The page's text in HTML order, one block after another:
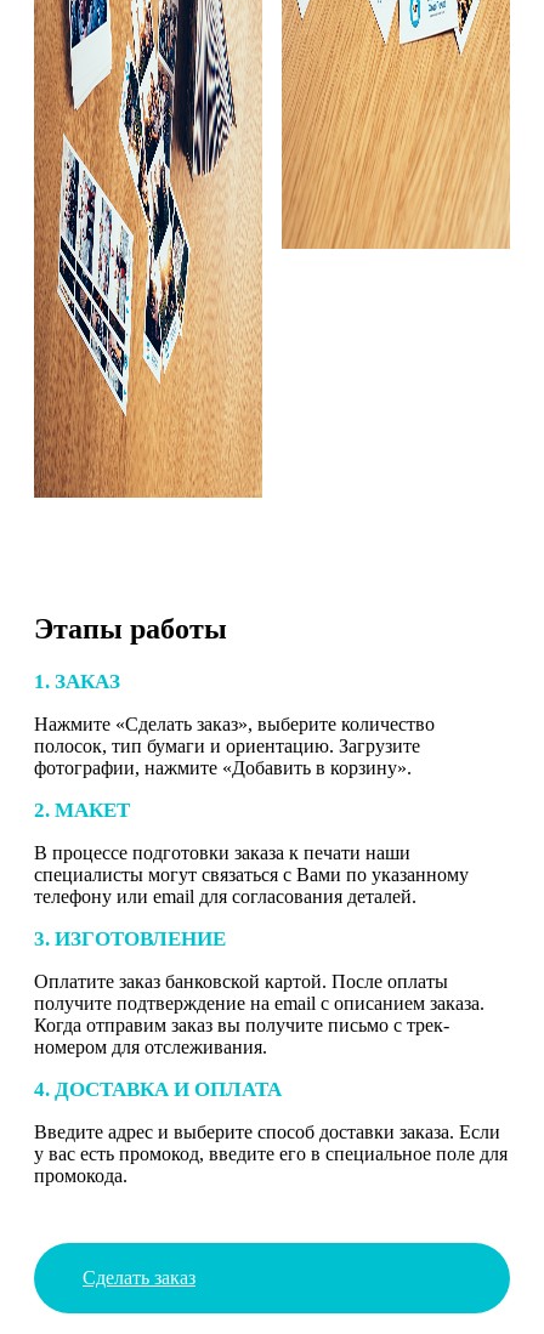
Этапы работы
1. ЗАКАЗ
Нажмите «Сделать заказ», выберите количество
полосок, тип бумаги и ориентацию. Загрузите
фотографии, нажмите «Добавить в корзину».
2. МАКЕТ
В процессе подготовки заказа к печати наши
специалисты могут связаться с Вами по указанному
телефону или email для согласования деталей.
3. ИЗГОТОВЛЕНИЕ
Оплатите заказ банковской картой. После оплаты
получите подтверждение на email с описанием заказа.
Когда отправим заказ вы получите письмо с трек-
номером для отслеживания.
4. ДОСТАВКА И ОПЛАТА
Введите адрес и выберите способ доставки заказа. Если
у вас есть промокод, введите его в специальное поле для
промокода.
Сделать заказ